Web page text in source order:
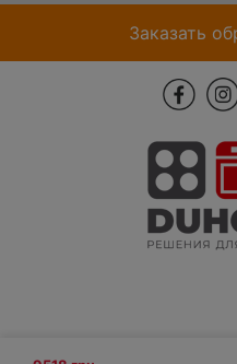
Заказать